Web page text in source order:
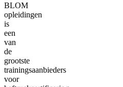
BLOM
opleidingen
is
een
van
de
grootste
trainingsaanbieders
voor